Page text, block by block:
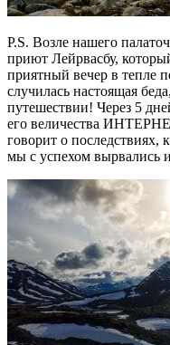
P.S. Возле нашего
приют Лейрвасбу,
приятный вечер в тепле
случилась настоящая
путешествии! Через 5
его величества
говорит о последствиях,
мы с успехом вырвались